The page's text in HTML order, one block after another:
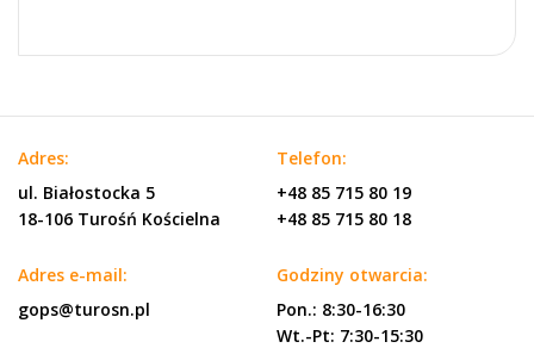
Adres:
ul. Białostocka 5
18-106 Turośń Kościelna
Telefon:
+48 85 715 80 19
+48 85 715 80 18
Adres e-mail:
gops@turosn.pl
Godziny otwarcia:
Pon.: 8:30-16:30
Wt.-Pt: 7:30-15:30